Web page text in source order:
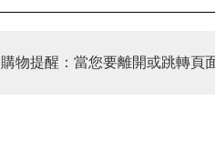
購物提醒：當您要離開或跳轉頁